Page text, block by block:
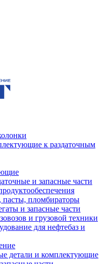
к раздаточным
и запасные части
пломбираторы
и запасные части
и грузовой техники
для нефтебаз и
детали и комплектующие